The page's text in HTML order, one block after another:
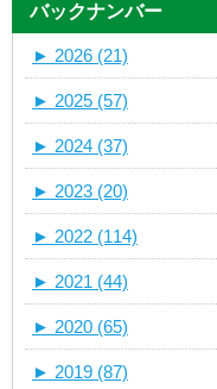
バックナンバー
► 2026 (21)
► 2025 (57)
► 2024 (37)
► 2023 (20)
► 2022 (114)
► 2021 (44)
► 2020 (65)
► 2019 (87)